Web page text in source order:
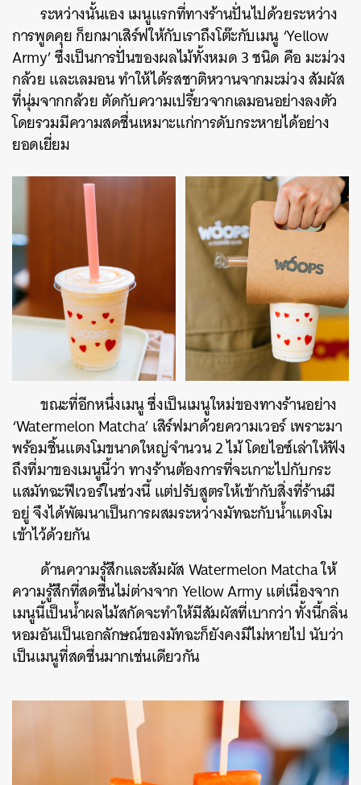
ระหว่างนั้นเอง เมนูแรกที่ทางร้านปั่นไปด้วยระหว่าง
การพูดคุย ก็ยกมาเสิร์ฟให้กับเราถึงโต๊ะกับเมนู ‘Yellow
Army’ ซึ่งเป็นการปั่นของผลไม้ทั้งหมด 3 ชนิด คือ มะม่วง
กล้วย และเลมอน ทำให้ได้รสชาติหวานจากมะม่วง สัมผัส
ที่นุ่มจากกล้วย ตัดกับความเปรี้ยวจากเลมอนอย่างลงตัว
โดยรวมมีความสดชื่นเหมาะแก่การดับกระหายได้อย่าง
ยอดเยี่ยม
ขณะที่อีกหนึ่งเมนู ซึ่งเป็นเมนูใหม่ของทางร้านอย่าง
‘Watermelon Matcha’ เสิร์ฟมาด้วยความเวอร์ เพราะมา
พร้อมชิ้นแตงโมขนาดใหญ่จำนวน 2 ไม้ โดยไอซ์เล่าใหัฟัง
ถึงที่มาของเมนูนี้ว่า ทางร้านต้องการที่จะเกาะไปกับกระ
แสมัทฉะฟีเวอร์ในช่วงนี้ แต่ปรับสูตรให้เข้ากับสิ่งที่ร้านมี
อยู่ จึงได้พัฒนาเป็นการผสมระหว่างมัทฉะกับน้ำแตงโม
เข้าไว้ด้วยกัน
ด้านความรู้สึกและสัมผัส Watermelon Matcha ให้
ความรู้สึกที่สดชื่นไม่ต่างจาก Yellow Army แต่เนื่องจาก
เมนูนี้เป็นน้ำผลไม้สกัดจะทำให้มีสัมผัสที่เบากว่า ทั้งนี้กลิ่น
หอมอันเป็นเอกลักษณ์ของมัทฉะก็ยังคงมีไม่หายไป นับว่า
เป็นเมนูที่สดชื่นมากเช่นเดียวกัน